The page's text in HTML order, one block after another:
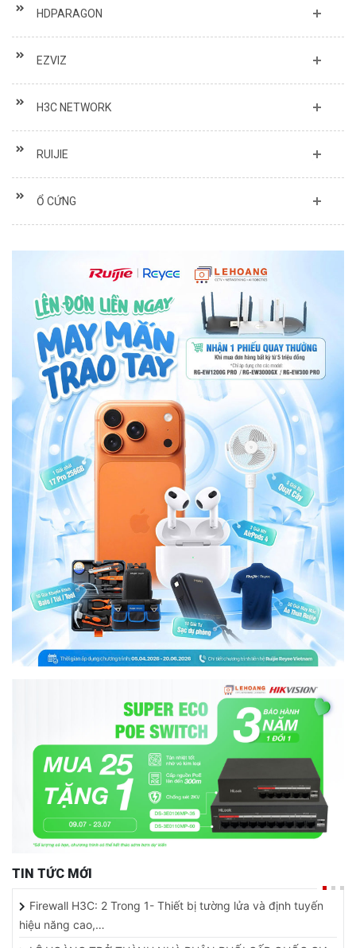
HDPARAGON
EZVIZ
H3C NETWORK
RUIJIE
Ổ CỨNG
TIN TỨC MỚI
Firewall H3C: 2 Trong 1- Thiết bị tường lửa và định tuyến
hiệu năng cao,…